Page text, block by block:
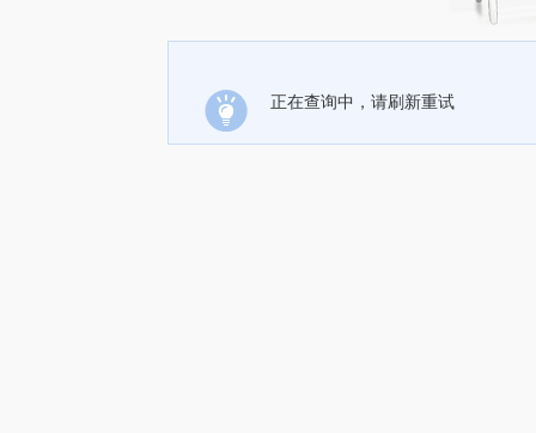
正在查询中，请刷新重试